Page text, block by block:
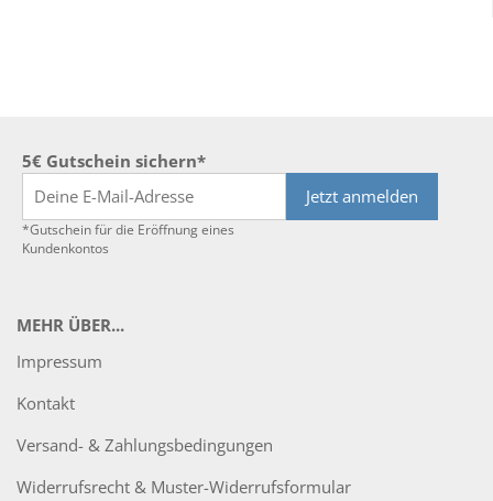
5€ Gutschein sichern*
Jetzt anmelden
*Gutschein für die Eröffnung eines
Kundenkontos
MEHR ÜBER...
Impressum
Kontakt
Versand- & Zahlungsbedingungen
Widerrufsrecht & Muster-Widerrufsformular